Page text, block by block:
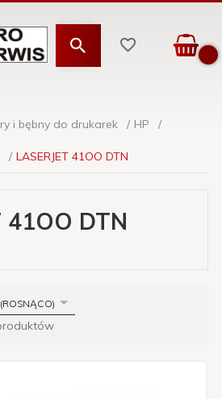
i bębny do drukarek HP
LASERJET 41OO DTN
41OO DTN